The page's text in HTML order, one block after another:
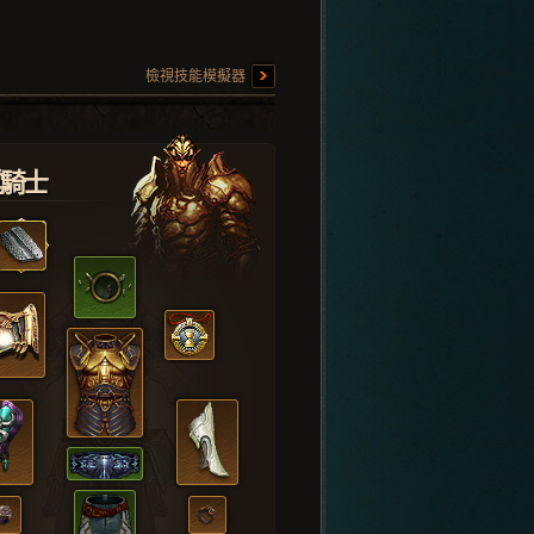
檢視技能模擬器
士